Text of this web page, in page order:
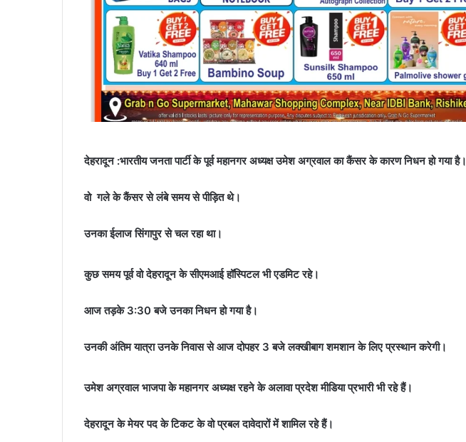
देहरादून :भारतीय जनता पार्टी के पूर्व महानगर अध्यक्ष उमेश अग्रवाल का कैंसर के कारण निधन हो गया है।
वो गले के कैंसर से लंबे समय से पीड़ित थे।
उनका ईलाज सिंगापुर से चल रहा था।
कुछ समय पूर्व वो देहरादून के सीएमआई हॉस्पिटल भी एडमिट रहे।
आज तड़के 3:30 बजे उनका निधन हो गया है।
उनकी अंतिम यात्रा उनके निवास से आज दोपहर 3 बजे लक्खीबाग शमशान के लिए प्रस्थान करेगी।
उमेश अग्रवाल भाजपा के महानगर अध्यक्ष रहने के अलावा प्रदेश मीडिया प्रभारी भी रहे हैं।
देहरादून के मेयर पद के टिकट के वो प्रबल दावेदारों में शामिल रहे हैं।